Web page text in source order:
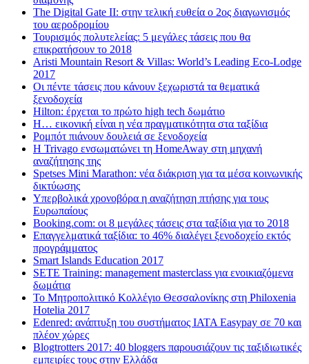
The Digital Gate II: στην τελική ευθεία ο 2ος διαγωνισμός
του αεροδρομίου
Τουρισμός πολυτελείας: 5 μεγάλες τάσεις που θα
επικρατήσουν το 2018
Aristi Mountain Resort & Villas: World’s Leading Eco-Lodge
2017
Οι πέντε τάσεις που κάνουν ξεχωριστά τα θεματικά
ξενοδοχεία
Hilton: έρχεται τo πρώτο high tech δωμάτιο
Η… εικονική είναι η νέα πραγματικότητα στα ταξίδια
Ρομπότ πιάνουν δουλειά σε ξενοδοχεία
Η Trivago ενσωματώνει τη HomeAway στη μηχανή
αναζήτησης της
Spetses Mini Marathon: νέα διάκριση για τα μέσα κοινωνικής
δικτύωσης
Υπερβολικά χρονοβόρα η αναζήτηση πτήσης για τους
Ευρωπαίους
Booking.com: οι 8 μεγάλες τάσεις στα ταξίδια για το 2018
Επαγγελματικά ταξίδια: το 46% διαλέγει ξενοδοχείο εκτός
προγράμματος
Smart Islands Education 2017
SETE Training: management masterclass για ενοικιαζόμενα
δωμάτια
Το Μητροπολιτικό Κολλέγιο Θεσσαλονίκης στη Philoxenia
Hotelia 2017
Edenred: ανάπτυξη του συστήματος IATA Easypay σε 70 και
πλέον χώρες
Blogtrotters 2017: 40 bloggers παρουσιάζουν τις ταξιδιωτικές
εμπειρίες τους στην Ελλάδα